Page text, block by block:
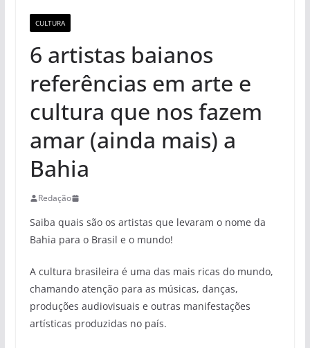
CULTURA
6 artistas baianos
referências em arte e
cultura que nos fazem
amar (ainda mais) a
Bahia
Redação
Saiba quais são os artistas que levaram o nome da
Bahia para o Brasil e o mundo!
A cultura brasileira é uma das mais ricas do mundo,
chamando atenção para as músicas, danças,
produções audiovisuais e outras manifestações
artísticas produzidas no país.